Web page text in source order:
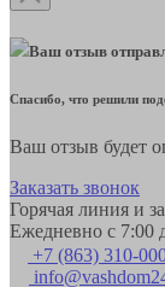
Ваш отзыв
Спасибо, что решили
Ваш отзыв будет
Заказать звонок
Горячая линия и
Ежедневно с 7:00
+7 (863) 310-